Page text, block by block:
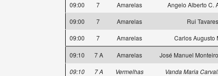
09:00
7 Amarelas
Angelo Alberto C.
09:00
7 Amarelas
Rui Tavares
09:00
7 Amarelas Carlos Augusto
09:10 7 A Amarelas
José Manuel
09:10
7 A Vermelhas
Vanda Maria